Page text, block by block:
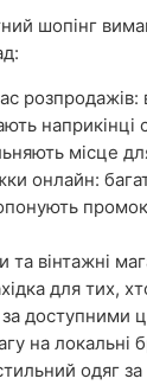
шопінг
розпродажів:
наприкінці
місце
онлайн:
вінтажні
для тих,
за доступними
на локальні
одяг